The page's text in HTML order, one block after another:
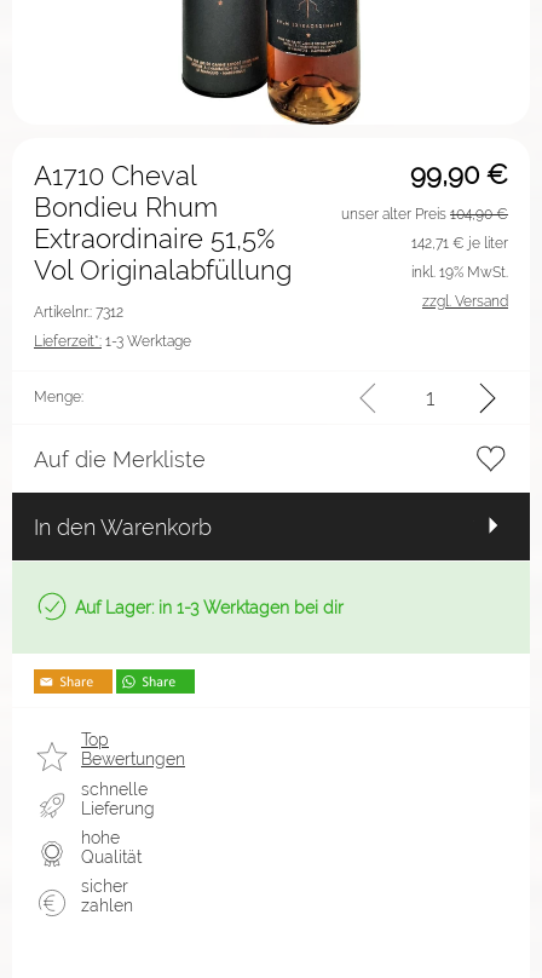
99,90 €
A1710 Cheval
Bondieu Rhum
Extraordinaire 51,5%
Vol Originalabfüllung
Artikelnr.: 7312
Lieferzeit*: 1-3 Werktage
unser alter Preis 104,90 €
142,71 € je liter
inkl. 19% MwSt.
zzgl. Versand
Menge:
Auf die Merkliste
In den Warenkorb
Auf Lager: in 1-3 Werktagen bei dir
Top
Bewertungen
schnelle
Lieferung
hohe
Qualität
sicher
zahlen